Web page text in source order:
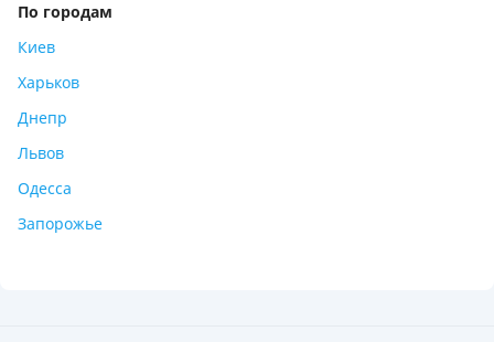
По городам
Киев
Харьков
Днепр
Львов
Одесса
Запорожье